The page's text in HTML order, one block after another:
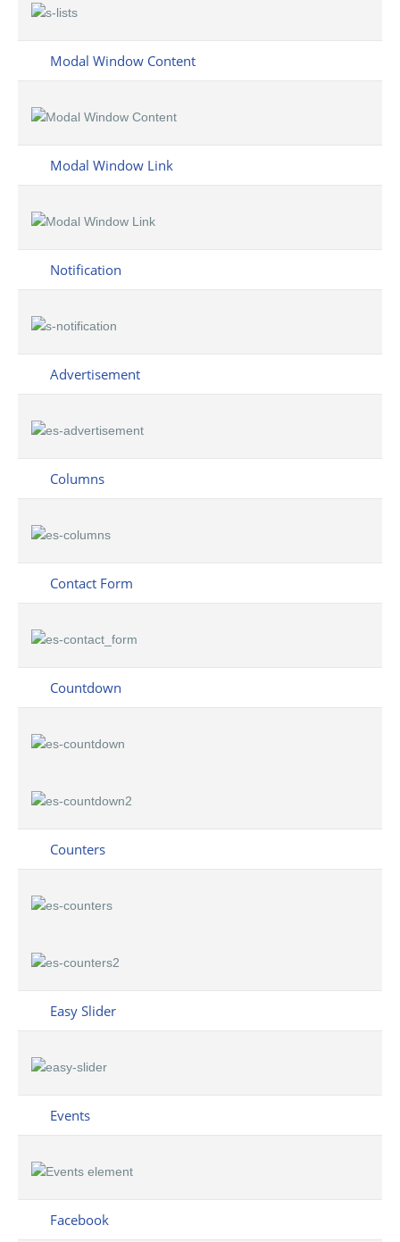
Modal Window Content
Modal Window Link
Notification
Advertisement
Columns
Contact Form
Countdown
Counters
Easy Slider
Events
Facebook